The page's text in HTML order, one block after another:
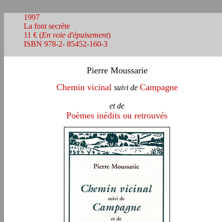
1997
La font secrète
11 € (En voie d'épuisement)
ISBN 978-2- 85452-160-3
Pierre Moussarie
Chemin vicinal suivi de Campagne
et de
Poèmes inédits ou retrouvés